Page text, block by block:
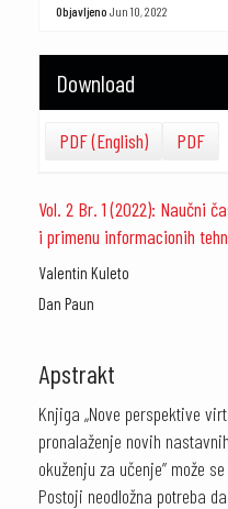
Objavljeno Jun 10, 2022
Download
PDF (English) PDF
Vol. 2 Br. 1 (2022): Naučni
i primenu informacionih
Valentin Kuleto
Dan Paun
Apstrakt
Knjiga „Nove perspektive
pronalaženje novih
okuženju za učenje” može
Postoji neodložna potreba